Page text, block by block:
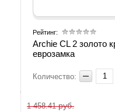
Рейтинг:
Archie CL 2 золото
еврозамка
Количество:
1 458.41руб.